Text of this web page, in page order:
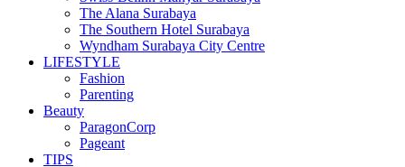
The Alana Surabaya
The Southern Hotel Surabaya
Wyndham Surabaya City Centre
LIFESTYLE
Fashion
Parenting
Beauty
ParagonCorp
Pageant
TIPS